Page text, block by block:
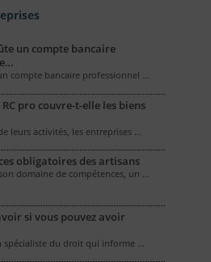
un compte bancaire
compte bancaire professionnel …
pro couvre-t-elle les biens
leurs activités, les entreprises …
obligatoires des artisans
domaine de compétences, un …
si vous pouvez avoir
spécialiste du droit qui informe …